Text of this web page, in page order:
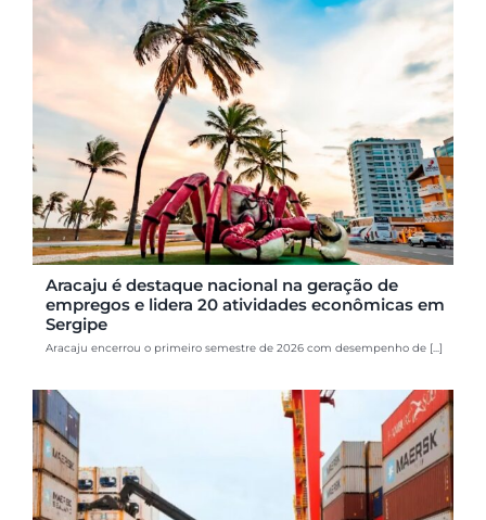
Aracaju é destaque nacional na geração de
empregos e lidera 20 atividades econômicas em
Sergipe
Aracaju encerrou o primeiro semestre de 2026 com desempenho de [...]